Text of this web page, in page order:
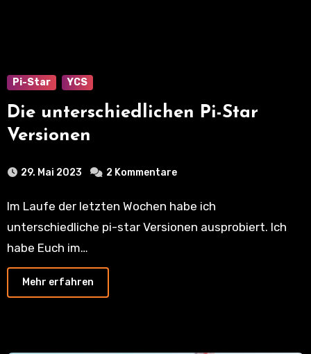
Pi-Star YCS
Die unterschiedlichen Pi-Star
Versionen
29. Mai 2023 2 Kommentare
Im Laufe der letzten Wochen habe ich
unterschiedliche pi-star Versionen ausprobiert. Ich
habe Euch im…
Mehr erfahren